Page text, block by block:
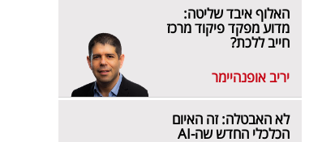
האלוף איבד שליטה:
מדוע מפקד פיקוד מרכז
חייב ללכת?
יריב אופנהיימר
לא האבטלה: זה האיום
הכלכלי החדש שה-AI